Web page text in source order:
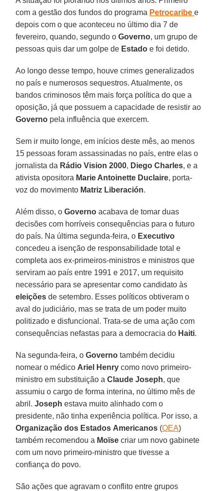
com a gestão dos fundos do programa Petrocaribe e
depois com o que aconteceu no último dia 7 de
fevereiro, quando, segundo oGoverno, um grupo de
pessoas quis dar um golpe de Estado e foi detido.
Ao longo desse tempo, houve crimes generalizados
no país e numerosos sequestros. Atualmente, os
bandos criminosos têm mais força política do que a
oposição, já que possuem a capacidade de resistir ao
Governo pela influência que exercem.
Sem ir muito longe, em inícios deste mês, ao menos
15 pessoas foram assassinadas no país, entre elas o
jornalista da Rádio Vision 2000, Diego Charles, e a
ativista opositora Marie Antoinette Duclaire, porta-
voz do movimento Matriz Liberación.
Além disso, oGoverno acabava de tomar duas
decisões com horríveis consequências para o futuro
do país. Na última segunda-feira, o Executivo
concedeu a isenção de responsabilidade total e
completa aos ex-primeiros-ministros e ministros que
serviram ao país entre 1991 e 2017, um requisito
necessário para se apresentar como candidato às
eleições de setembro. Esses políticos obtiveram o
aval do judiciário, mas se trata de um poder muito
politizado e disfuncional. Trata-se de uma ação com
consequências nefastas para a democracia do Haiti.
Na segunda-feira, oGoverno também decidiu
nomear o médico Ariel Henry como novo primeiro-
ministro em substituição aClaude Joseph, que
assumiu o cargo de forma interina, no último mês de
abril.Joseph estava muito alinhado com o
presidente, não tinha experiência política. Por isso, a
Organização dos Estados Americanos (OEA)
também recomendou a Moïse criar um novo gabinete
com um novo primeiro-ministro que tivesse a
confiança do povo.
São ações que agravam o conflito entre grupos